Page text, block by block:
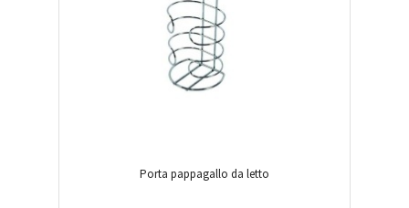
Porta pappagallo da letto